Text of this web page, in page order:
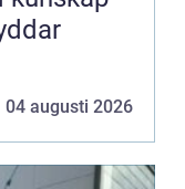
04 augusti 2026